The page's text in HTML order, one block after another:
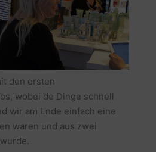
den ersten
wobei de Dinge schnell
wir am Ende einfach eine
waren und aus zwei